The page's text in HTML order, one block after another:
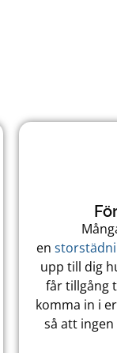
en
upp till dig
får tillgång
komma in i
så att